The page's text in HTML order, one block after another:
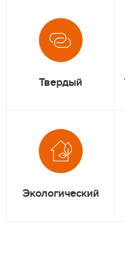
Твердый
Экологический